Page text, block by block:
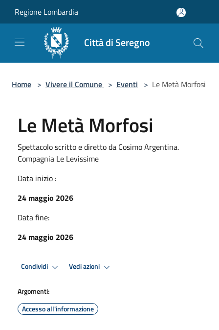
Regione Lombardia
Città di Seregno
Home > Vivere il Comune > Eventi > Le Metà Morfosi
Le Metà Morfosi
Spettacolo scritto e diretto da Cosimo Argentina.
Compagnia Le Levissime
Data inizio :
24 maggio 2026
Data fine:
24 maggio 2026
Condividi Vedi azioni
Argomenti:
Accesso all'informazione